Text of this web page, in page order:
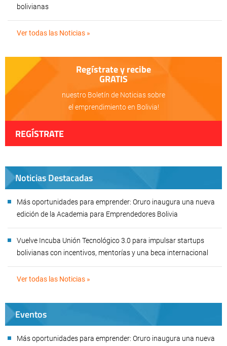
bolivianas
Ver todas las Noticias »
Regístrate y recibe
GRATIS
nuestro Boletín de Noticias sobre
el emprendimiento en Bolivia!
REGÍSTRATE
Noticias Destacadas
Más oportunidades para emprender: Oruro inaugura una nueva
edición de la Academia para Emprendedores Bolivia
Vuelve Incuba Unión Tecnológico 3.0 para impulsar startups
bolivianas con incentivos, mentorías y una beca internacional
Ver todas las Noticias »
Eventos
Más oportunidades para emprender: Oruro inaugura una nueva